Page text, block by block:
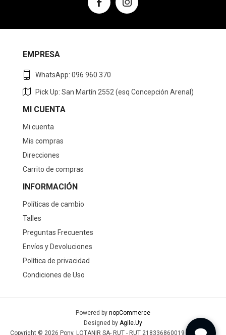
EMPRESA
WhatsApp: 096 960 370
Pick Up: San Martín 2552 (esq Concepción Arenal)
MI CUENTA
Mi cuenta
Mis compras
Direcciones
Carrito de compras
INFORMACIÓN
Políticas de cambio
Talles
Preguntas Frecuentes
Envíos y Devoluciones
Política de privacidad
Condiciones de Uso
Powered by nopCommerce
Designed by Agile.Uy
Copyright © 2026 Pony. LOTANIR SA- RUT - RUT 218336860019 - Todos los